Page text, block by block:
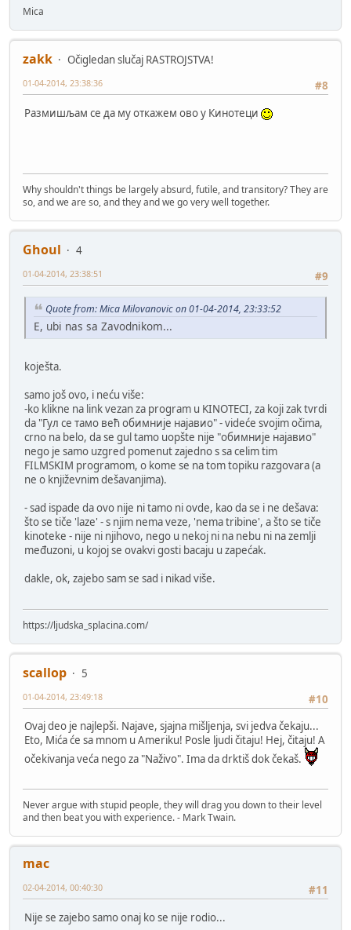
Mica
zakk
Očigledan slučaj RASTROJSTVA!
#8
01-04-2014, 23:38:36
Размишљам се да му откажем ово у Кинотеци
Why shouldn't things be largely absurd, futile, and transitory? They are
so, and we are so, and they and we go very well together.
Ghoul
4
#9
01-04-2014, 23:38:51
Quote from: Mica Milovanovic on 01-04-2014, 23:33:52
E, ubi nas sa Zavodnikom...
koješta.
samo još ovo, i neću više:
-ko klikne na link vezan za program u KINOTECI, za koji zak tvrdi
da "Гул се тамо већ обимније најавио" - videće svojim očima,
crno na belo, da se gul tamo uopšte nije "обимније најавио"
nego je samo uzgred pomenut zajedno s sa celim tim
FILMSKIM programom, o kome se na tom topiku razgovara (a
ne o književnim dešavanjima).
- sad ispade da ovo nije ni tamo ni ovde, kao da se i ne dešava:
što se tiče 'laze' - s njim nema veze, 'nema tribine', a što se tiče
kinoteke - nije ni njihovo, nego u nekoj ni na nebu ni na zemlji
međuzoni, u kojoj se ovakvi gosti bacaju u zapećak.
dakle, ok, zajebo sam se sad i nikad više.
https://ljudska_splacina.com/
scallop
5
#10
01-04-2014, 23:49:18
Ovaj deo je najlepši. Najave, sjajna mišljenja, svi jedva čekaju...
Eto, Mića će sa mnom u Ameriku! Posle ljudi čitaju! Hej, čitaju! A
očekivanja veća nego za "Naživo". Ima da drktiš dok čekaš.
Never argue with stupid people, they will drag you down to their level
and then beat you with experience. - Mark Twain.
mac
#11
02-04-2014, 00:40:30
Nije se zajebo samo onaj ko se nije rodio...